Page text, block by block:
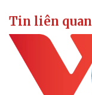
Tin liên quan